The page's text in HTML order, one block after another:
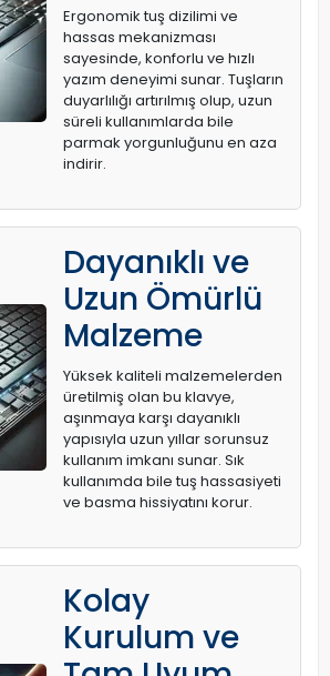
Ergonomik tuş dizilimi ve
hassas mekanizması
sayesinde, konforlu ve hızlı
yazım deneyimi sunar. Tuşların
duyarlılığı artırılmış olup, uzun
süreli kullanımlarda bile
parmak yorgunluğunu en aza
indirir.
Dayanıklı ve
Uzun Ömürlü
Malzeme
Yüksek kaliteli malzemelerden
üretilmiş olan bu klavye,
aşınmaya karşı dayanıklı
yapısıyla uzun yıllar sorunsuz
kullanım imkanı sunar. Sık
kullanımda bile tuş hassasiyeti
ve basma hissiyatını korur.
Kolay
Kurulum ve